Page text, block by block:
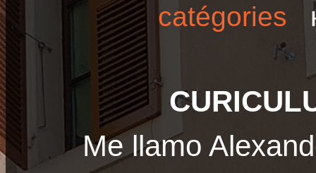
catégories
Me llamo